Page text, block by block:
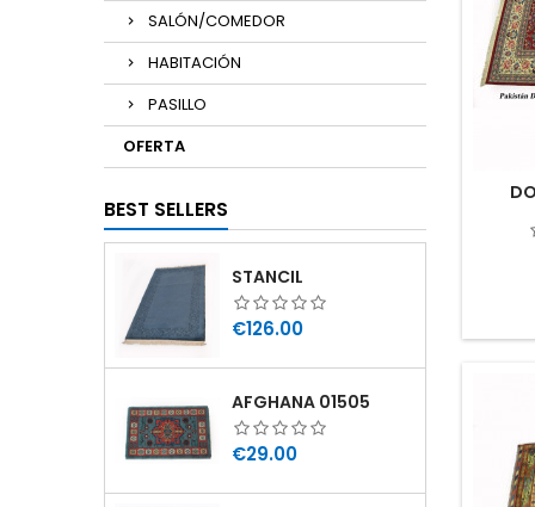
SALÓN/COMEDOR
HABITACIÓN
PASILLO
OFERTA
BEST SELLERS
STANCIL
Price
€126.00
AFGHANA 01505
Price
€29.00